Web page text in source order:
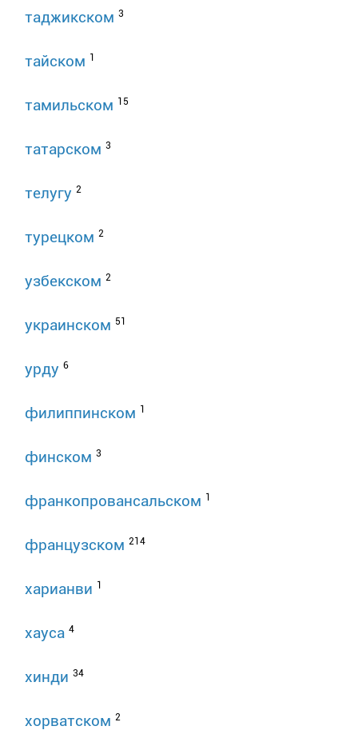
таджикском 3
тайском 1
тамильском 15
татарском 3
телугу 2
турецком 2
узбекском 2
украинском 51
урду 6
филиппинском 1
финском 3
франкопровансальском 1
французском 214
харианви 1
хауса 4
хинди 34
хорватском 2